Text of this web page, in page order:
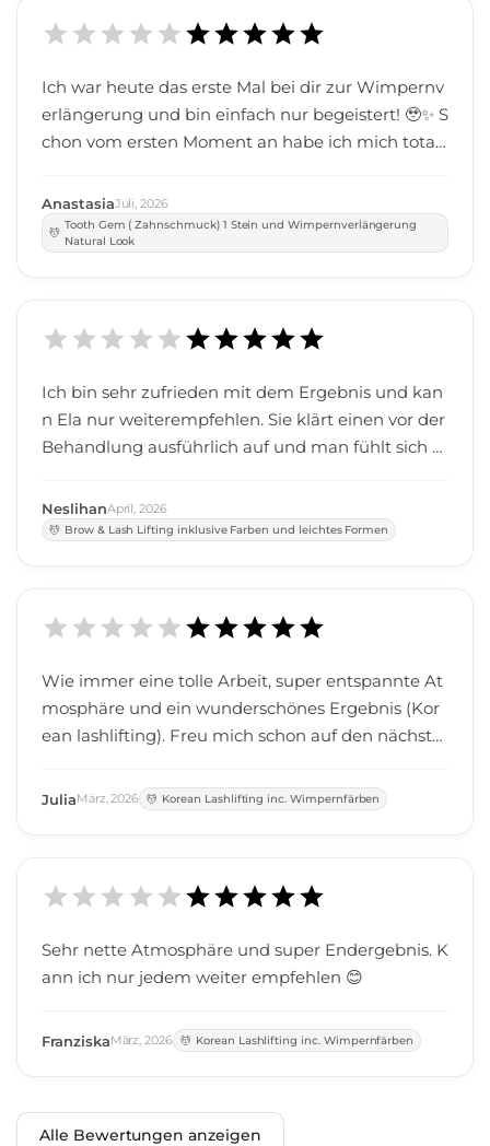
Ich war heute das erste Mal bei dir zur Wimpernv
erlängerung und bin einfach nur begeistert! 🥹✨ S
chon vom ersten Moment an habe ich mich total
d fürsorglich. Während der gesamten Behandlun
g hast du immer wieder nachgefragt, ob es mir g
ut geht, und jede meiner Fragen geduldig beant
positiv ist mir auch aufgefallen, wie viel Wert du a
tlich, gepflegt und professionell. Das hat mir ein s
ehr gutes Gefühl gegeben. Mit dem Ergebnis bin i
ch mehr als zufrieden, meine Wimpern sehen wu
en Dank für die tolle Erfahrung! ❤️
AnastasiaJuli ,2026
Tooth Gem ( Zahnschmuck) 1 Stein und Wimpernverlängerung
Natural Look
Ich bin sehr zufrieden mit dem Ergebnis und kan
n Ela nur weiterempfehlen. Sie klärt einen vor der
Behandlung ausführlich auf und man fühlt sich s
NeslihanApril ,2026
Brow & Lash Lifting inklusive Farben und leichtes Formen
Wie immer eine tolle Arbeit, super entspannte At
mosphäre und ein wunderschönes Ergebnis (Kor
ean lashlifting). Freu mich schon auf den nächste
JuliaMärz,2026 Korean Lashlifting inc. Wimpernfärben
Sehr nette Atmosphäre und super Endergebnis. K
ann ich nur jedem weiter empfehlen 😊
FranziskaMärz,2026 Korean Lashlifting inc. Wimpernfärben
Alle Bewertungen anzeigen